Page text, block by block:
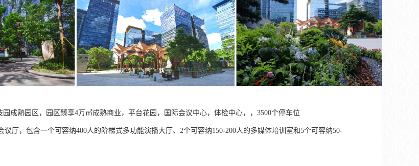
园成熟园区，园区臻享4万㎡成熟商业，平台花园，国际会议中心，体检中心，，3500个停车位
议厅，包含一个可容纳400人的阶梯式多功能演播大厅、2个可容纳150-200人的多媒体培训室和5个可容纳50-